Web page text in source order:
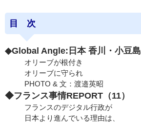
目 次
◆Global Angle:日本 香川・小豆島
オリーブが根付き
オリーブに守られ
PHOTO & 文：渡邉英昭
◆フランス事情REPORT（11）
フランスのデジタル行政が
日本より進んでいる理由は、